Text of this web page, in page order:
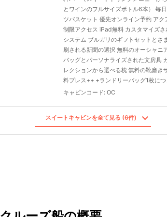
とワインのフルサイズボトル6本） 毎
ツバスケット 優先オンライン予約 ア
制限アクセス iPad無料 カスタマイズさ
システム ブルガリのギフトセットとさ
刷される新聞の選択 無料のオーシャニ
バッグとパーソナライズされた文房具
レクションから選べる枕 無料の靴磨き
料プレス++ +ランドリーバッグ1枚につ
キャビンコード: OC
スイートキャビンを全て見る (6件)